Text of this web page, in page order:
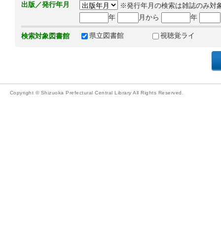
出版／発行年月
※発行年月の検索は雑誌のみ対
年
月から 年
検索対象図書館 県立図書館 視聴覚ライ
Copyright © Shizuoka Prefectural Central Library All Rights Reserved.